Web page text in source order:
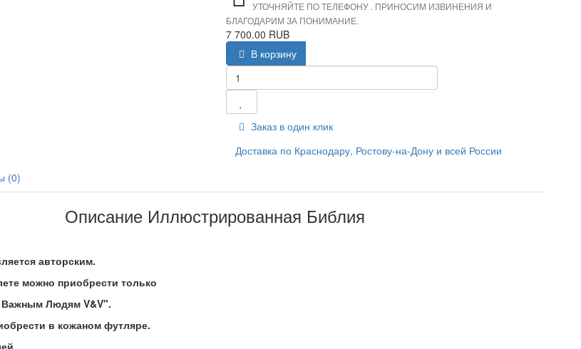
УТОЧНЯЙТЕ ПО ТЕЛЕФОНУ . ПРИНОСИМ ИЗВИНЕНИЯ И
БЛАГОДАРИМ ЗА ПОНИМАНИЕ.
7 700.00 RUB
В корзину
Заказ в один клик
Доставка по Краснодару, Ростову-на-Дону и всей России
(0)
Описание Иллюстрированная Библия
авторским.
можно приобрести только
Важным Людям V&V".
в кожаном футляре.